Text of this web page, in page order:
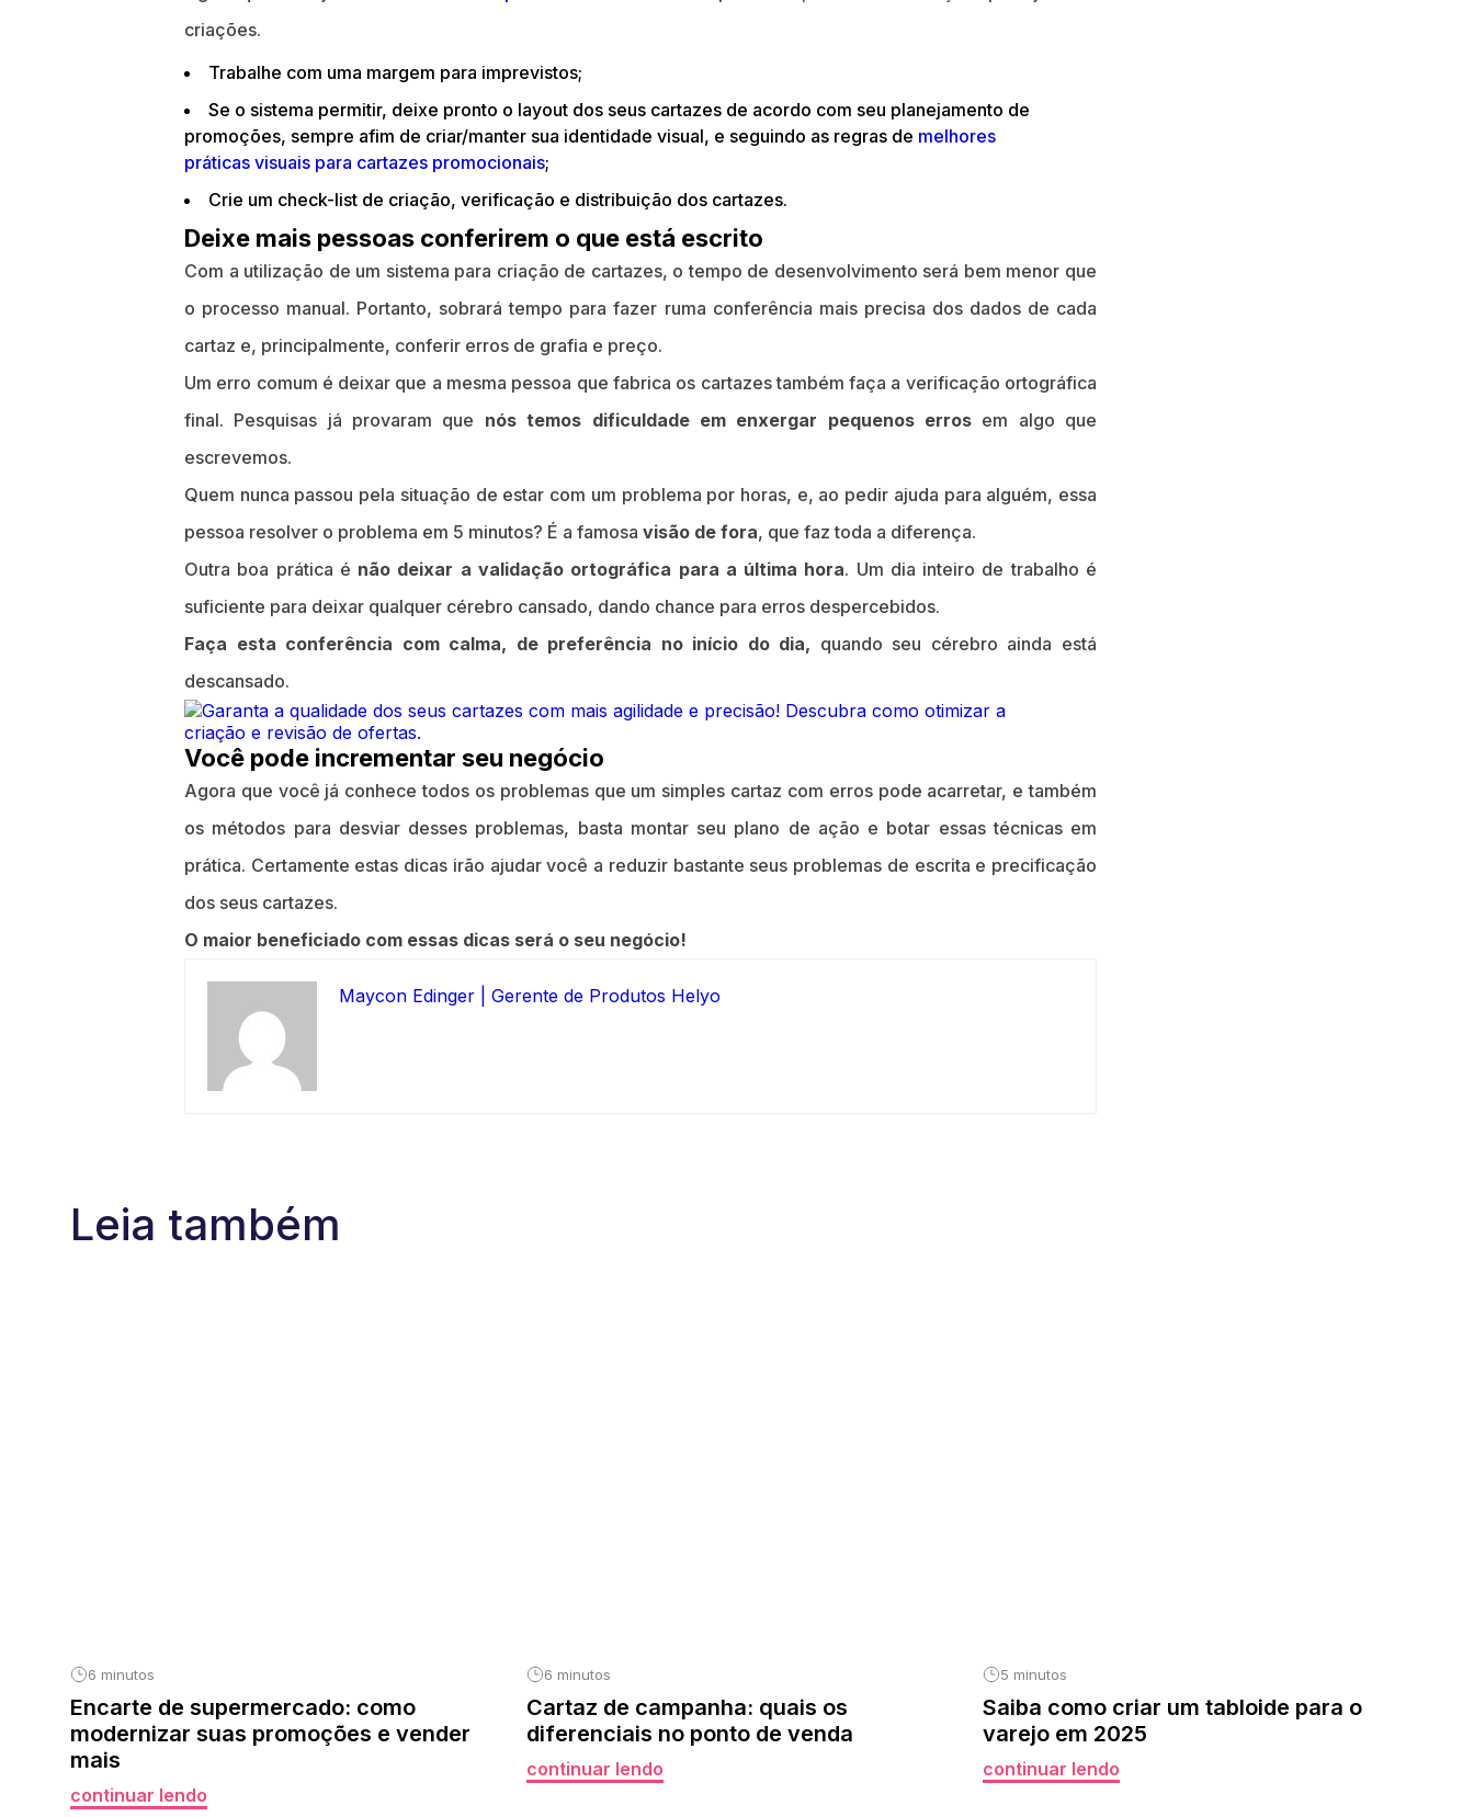
criações.
Trabalhe com uma margem para imprevistos;
Se o sistema permitir, deixe pronto o layout dos seus cartazes de acordo com seu planejamento de
promoções, sempre afim de criar/manter sua identidade visual, e seguindo as regras de melhores
práticas visuais para cartazes promocionais;
Crie um check-list de criação, verificação e distribuição dos cartazes.
Deixe mais pessoas conferirem o que está escrito
Com a utilização de um sistema para criação de cartazes, o tempo de desenvolvimento será bem menor que
o processo manual. Portanto, sobrará tempo para fazer ruma conferência mais precisa dos dados de cada
cartaz e, principalmente, conferir erros de grafia e preço.
Um erro comum é deixar que a mesma pessoa que fabrica os cartazes também faça a verificação ortográfica
final. Pesquisas já provaram que nós temos dificuldade em enxergar pequenos errosem algo que
escrevemos.
Quem nunca passou pela situação de estar com um problema por horas, e, ao pedir ajuda para alguém, essa
pessoa resolver o problema em 5 minutos? É a famosa visão de fora, que faz toda a diferença.
Outra boa prática é não deixar a validação ortográfica para a última hora. Um dia inteiro de trabalho é
suficiente para deixar qualquer cérebro cansado, dando chance para erros despercebidos.
Faça esta conferência com calma, de preferência no início do dia, quando seu cérebro ainda está
descansado.
Você pode incrementar seu negócio
Agora que você já conhece todos os problemas que um simples cartaz com erros pode acarretar, e também
os métodos para desviar desses problemas, basta montar seu plano de ação e botar essas técnicas em
prática. Certamente estas dicas irão ajudar você a reduzir bastante seus problemas de escrita e precificação
dos seus cartazes.
O maior beneficiado com essas dicas será o seu negócio!
Maycon Edinger | Gerente de Produtos Helyo
Leia também
6 minutos
Encarte de supermercado: como
modernizar suas promoções e vender
mais
continuar lendo
6 minutos
Cartaz de campanha: quais os
diferenciais no ponto de venda
continuar lendo
5 minutos
Saiba como criar um tabloide para o
varejo em 2025
continuar lendo